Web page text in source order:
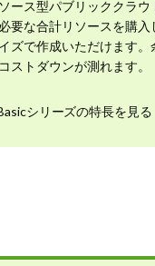
ース型パブリッククラウ
要な合計リソースを購入
ズで作成いただけます。
ストダウンが測れます。
シリーズの特長を見る